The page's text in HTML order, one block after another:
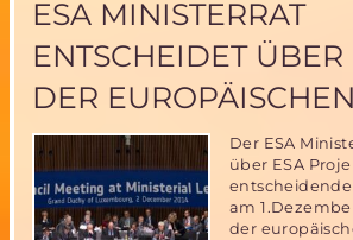
für
einjährige
Mars
Simulations
Mission
Arktis
ESA MINISTERRAT
ENTSCHEIDET
DER
Der ESA
über ESA
am
der